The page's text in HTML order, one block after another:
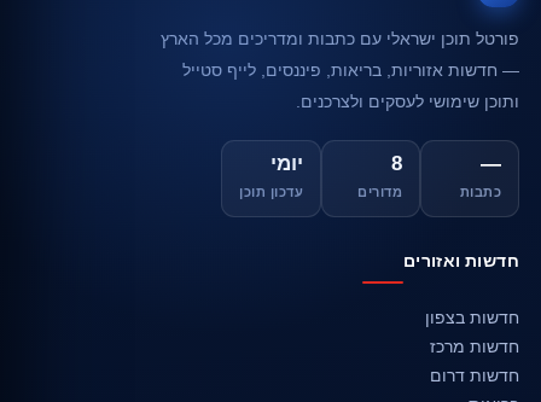
פורטל תוכן ישראלי עם כתבות ומדריכים מכל הארץ
— חדשות אזוריות, בריאות, פיננסים, לייף סטייל
ותוכן שימושי לעסקים ולצרכנים.
—
כתבות
8
מדורים
יומי
עדכון תוכן
חדשות ואזורים
חדשות בצפון
חדשות מרכז
חדשות דרום